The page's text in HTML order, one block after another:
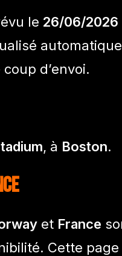
le 26/06/2026
d’envoi.
, à Boston.
et France
Cette